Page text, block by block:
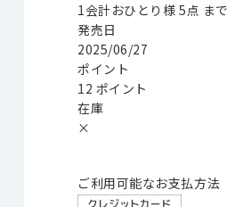
1会計おひとり様 5点 まで
発売日
2025/06/27
ポイント
12 ポイント
在庫
×
ご利用可能なお支払方法